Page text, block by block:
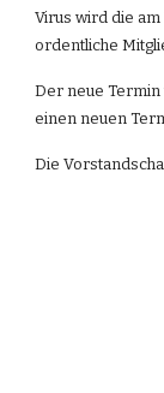
Virus wird die
ordentliche
Der neue
einen neuen
Die